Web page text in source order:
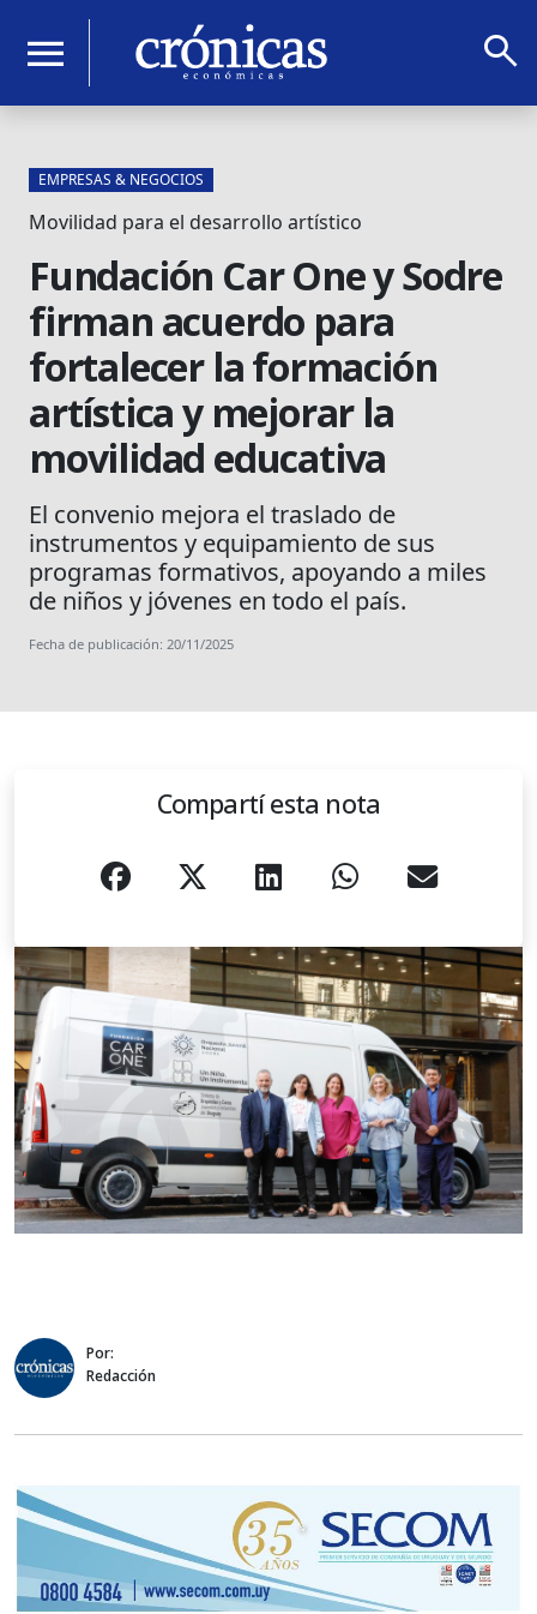
menu search
EMPRESAS & NEGOCIOS
Movilidad para el desarrollo artístico
Fundación Car One y Sodre
firman acuerdo para
fortalecer la formación
artística y mejorar la
movilidad educativa
El convenio mejora el traslado de
instrumentos y equipamiento de sus
programas formativos, apoyando a miles
de niños y jóvenes en todo el país.
Fecha de publicación: 20/11/2025
Compartí esta nota
Por:
Redacción